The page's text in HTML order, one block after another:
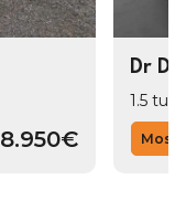
8.950€
Dr Dr
1.5